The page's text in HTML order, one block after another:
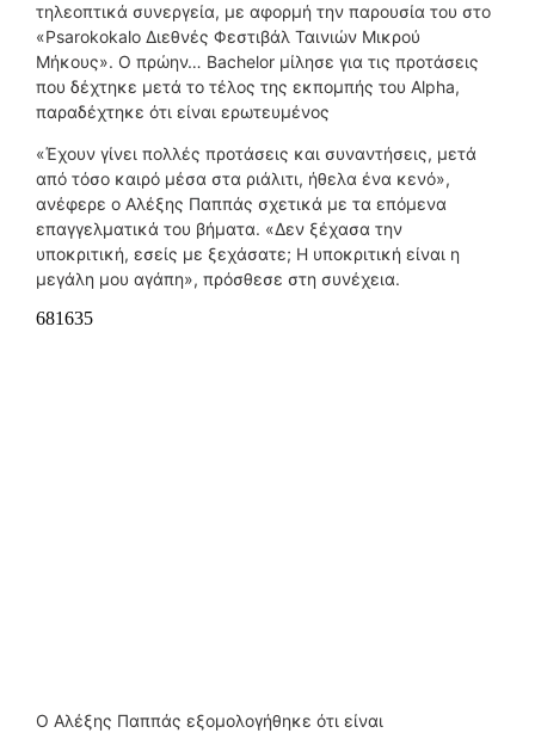
τηλεοπτικά συνεργεία, με αφορμή την παρουσία του στο
«Psarokokalo Διεθνές Φεστιβάλ Ταινιών Μικρού
Μήκους». Ο πρώην… Bachelor μίλησε για τις προτάσεις
που δέχτηκε μετά το τέλος της εκπομπής του Alpha,
παραδέχτηκε ότι είναι ερωτευμένος
«Έχουν γίνει πολλές προτάσεις και συναντήσεις, μετά
από τόσο καιρό μέσα στα ριάλιτι, ήθελα ένα κενό»,
ανέφερε ο Αλέξης Παππάς σχετικά με τα επόμενα
επαγγελματικά του βήματα. «Δεν ξέχασα την
υποκριτική, εσείς με ξεχάσατε; Η υποκριτική είναι η
μεγάλη μου αγάπη», πρόσθεσε στη συνέχεια.
Ο Αλέξης Παππάς εξομολογήθηκε ότι είναι